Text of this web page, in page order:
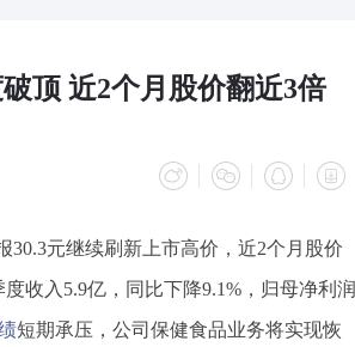
顶 近2个月股价翻近3倍
30.3元继续刷新上市高价，近2个月股价
收入5.9亿，同比下降9.1%，归母净利润
短期承压，公司保健食品业务将实现恢